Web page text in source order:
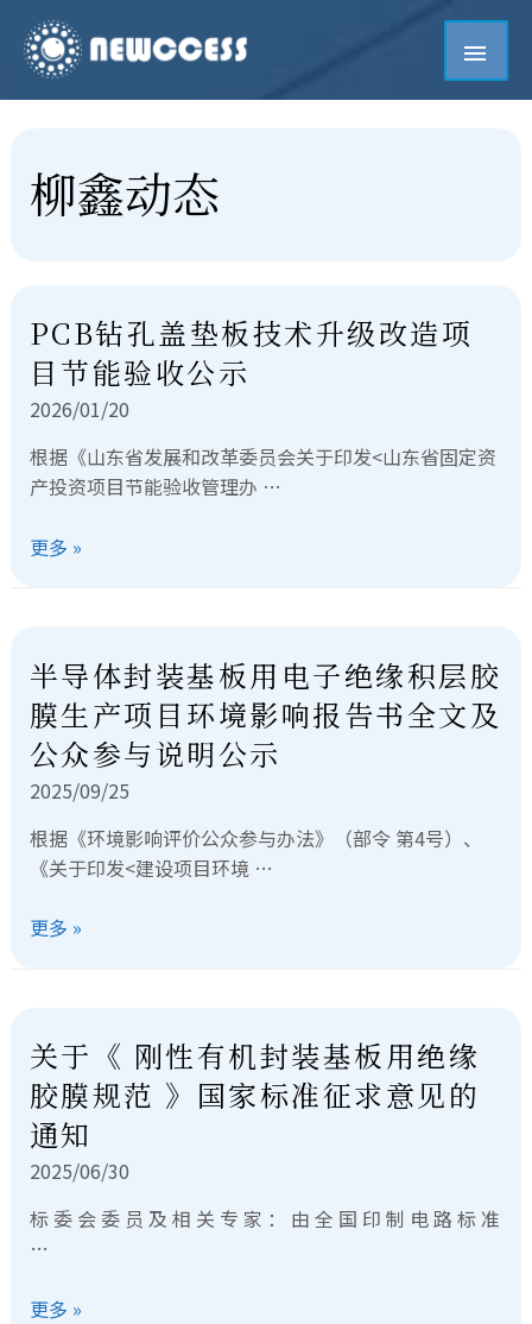
柳鑫动态
PCB钻孔盖垫板技术升级改造项
目节能验收公示
2026/01/20
根据《山东省发展和改革委员会关于印发<山东省固定资
产投资项目节能验收管理办 …
更多 »
半导体封装基板用电子绝缘积层胶
膜生产项目环境影响报告书全文及
公众参与说明公示
2025/09/25
根据《环境影响评价公众参与办法》（部令 第4号）、
《关于印发<建设项目环境 …
更多 »
关于《 刚性有机封装基板⽤绝缘
胶膜规范 》国家标准征求意见的
通知
2025/06/30
标 委 会 委 员 及 相 关 专 家 ： 由 全 国 印 制 电 路 标 准
…
更多 »